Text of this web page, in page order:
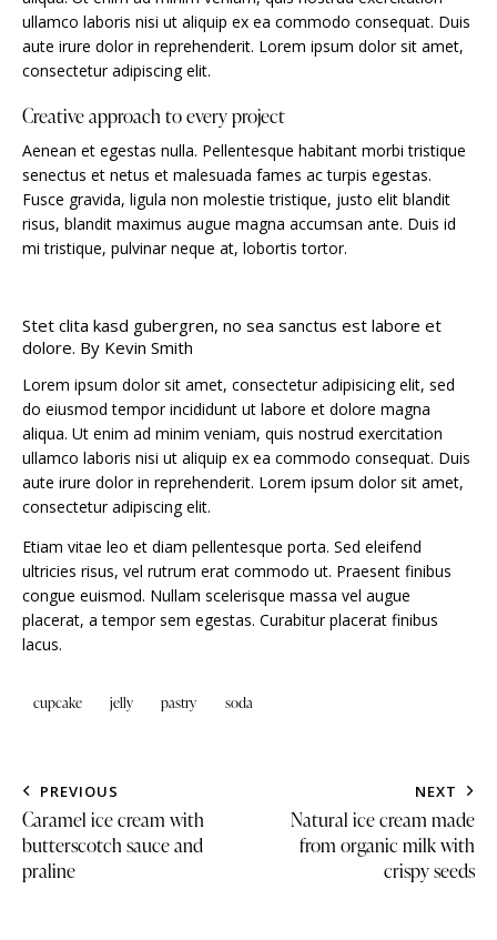
ullamco laboris nisi ut aliquip ex ea commodo consequat. Duis
aute irure dolor in reprehenderit. Lorem ipsum dolor sit amet,
consectetur adipiscing elit.
Creative approach to every project
Aenean et egestas nulla. Pellentesque habitant morbi tristique
senectus et netus et malesuada fames ac turpis egestas.
Fusce gravida, ligula non molestie tristique, justo elit blandit
risus, blandit maximus augue magna accumsan ante. Duis id
mi tristique, pulvinar neque at, lobortis tortor.
Stet clita kasd gubergren, no sea sanctus est labore et
dolore. By Kevin Smith
Lorem ipsum dolor sit amet, consectetur adipisicing elit, sed
do eiusmod tempor incididunt ut labore et dolore magna
aliqua. Ut enim ad minim veniam, quis nostrud exercitation
ullamco laboris nisi ut aliquip ex ea commodo consequat. Duis
aute irure dolor in reprehenderit. Lorem ipsum dolor sit amet,
consectetur adipiscing elit.
Etiam vitae leo et diam pellentesque porta. Sed eleifend
ultricies risus, vel rutrum erat commodo ut. Praesent finibus
congue euismod. Nullam scelerisque massa vel augue
placerat, a tempor sem egestas. Curabitur placerat finibus
lacus.
cupcake jelly pastry soda
PREVIOUS
Caramel ice cream with
butterscotch sauce and
praline
NEXT
Natural ice cream made
from organic milk with
crispy seeds